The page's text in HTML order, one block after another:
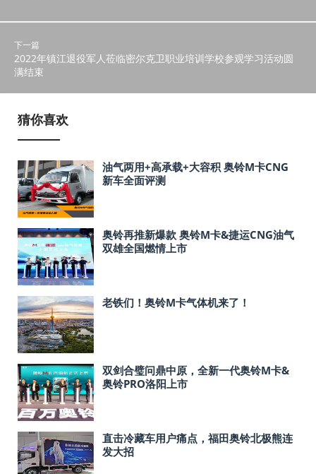
下一篇
2022年镇江退役军人莅临密尔克卫职业培训学校参观学习活动圆
满结束
猜你喜欢
油气两用+高承载+大容积 奥铃M卡CNG
新车全面评测
奥铃再推新爆款 奥铃M卡&捷运CNG油气
双雄全国燃情上市
老铁们！奥铃M卡气体机来了！
双剑合璧问鼎中原，全新一代奥铃M卡&
奥铃PRO洛阳上市
直击冷藏车用户痛点，福田奥铃北极熊连
发大招